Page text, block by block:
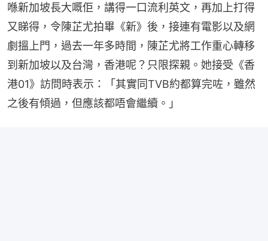
喺新加坡長大嘅佢，講得一口流利英文，再加上打得
又睇得，令陳芷尤拍畢《新》後，接連有電影以及網
劇搵上門，過去一年多時間，陳芷尤將工作重心轉移
到新加坡以及台灣，香港呢？只限探親。她接受《香
港01》訪問時表示：「其實同TVB約都算完咗，雖然
之後有傾過，但應該都唔會繼續。」